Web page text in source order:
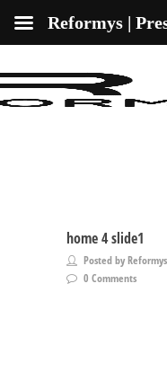
home 4 slide1
Posted by Reformys
0 Comments
Reformys |